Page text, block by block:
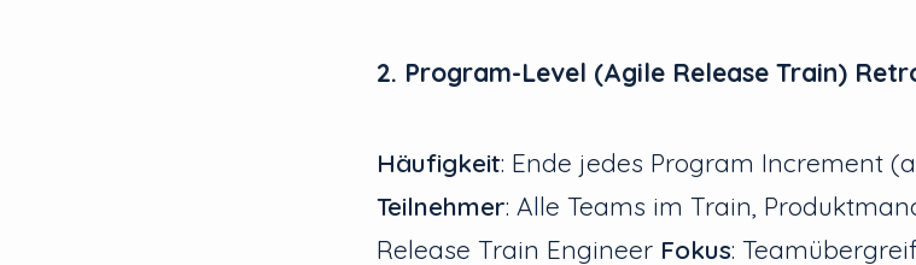
2. Program-Level (Agile Release Train)
Häufigkeit: Ende jedes Program Increment
Teilnehmer: Alle Teams im Train,
Release Train Engineer Fokus: